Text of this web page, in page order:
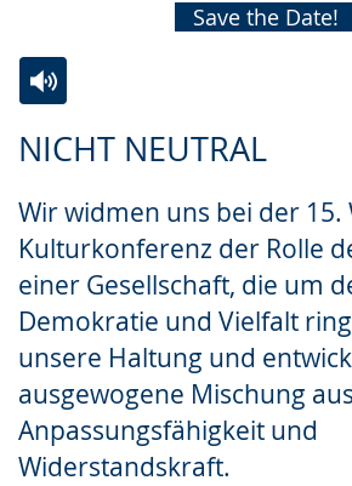
Save the Date!
NICHT NEUTRAL
Wir widmen uns bei der 15.
Kulturkonferenz der Rolle
einer Gesellschaft, die um
Demokratie und Vielfalt
unsere Haltung und
ausgewogene Mischung aus
Anpassungsfähigkeit und
Widerstandskraft.
Leichten
wechseln.
Audio-
Video
Deutscher
Gebärdensprache
wird
angezeigt.